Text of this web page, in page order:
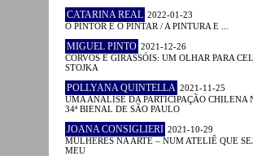
CATARINA REAL 2022-01-23
O PINTOR E O PINTAR / A PINTURA E ...
MIGUEL PINTO 2021-12-26
CORVOS E GIRASSÓIS: UM OLHAR PARA
STOJKA
POLLYANA QUINTELLA 2021-11-25
UMA ANÁLISE DA PARTICIPAÇÃO CHILENA
34ª BIENAL DE SÃO PAULO
JOANA CONSIGLIERI 2021-10-29
MULHERES NA ARTE – NUM ATELIÊ QUE
MEU